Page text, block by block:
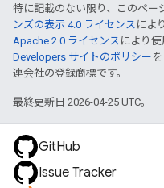
特に記載のない限り、このペー
ンズの表示 4.0 ライセンス によ
Apache 2.0 ライセンス により使
Developers サイトのポリシー
連会社の登録商標です。
最終更新日 2026-04-25 UTC。
GitHub
Issue Tracker